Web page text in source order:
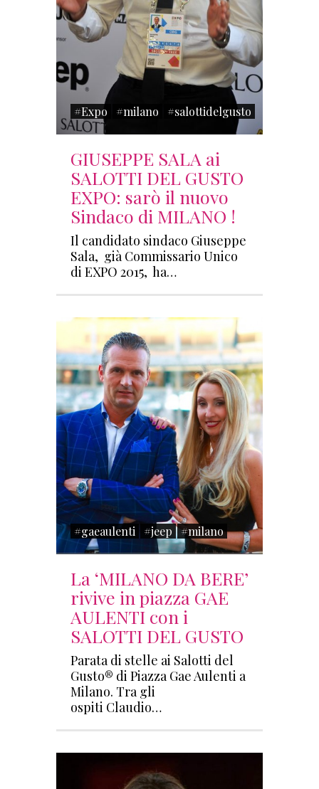
#Expo #milano #salottidelgusto
GIUSEPPE SALA ai
SALOTTI DEL GUSTO
EXPO: sarò il nuovo
Sindaco di MILANO !
Il candidato sindaco Giuseppe
Sala, già Commissario Unico
di EXPO 2015, ha…
#gaeaulenti #jeep #milano
La ‘MILANO DA BERE’
rivive in piazza GAE
AULENTI con i
SALOTTI DEL GUSTO
Parata di stelle ai Salotti del
Gusto® di Piazza Gae Aulenti a
Milano. Tra gli
ospiti Claudio…